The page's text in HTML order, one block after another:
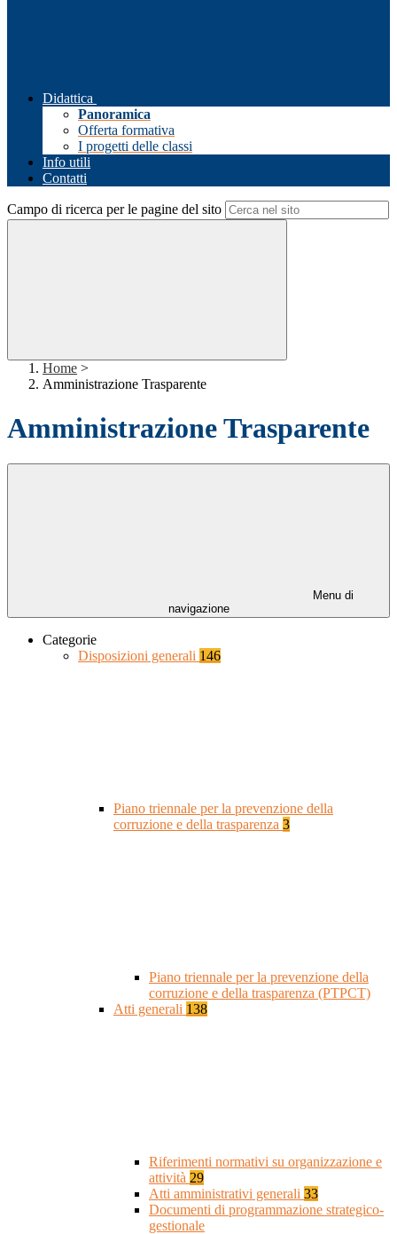
Didattica
Panoramica
Offerta formativa
I progetti delle classi
Info utili
Contatti
Campo di ricerca per le pagine del sito
Home >
Amministrazione Trasparente
Amministrazione Trasparente
Menu di
navigazione
Categorie
Disposizioni generali 146
Piano triennale per la prevenzione della
corruzione e della trasparenza 3
Piano triennale per la prevenzione della
corruzione e della trasparenza (PTPCT)
Atti generali 138
Riferimenti normativi su organizzazione e
attività 29
Atti amministrativi generali 33
Documenti di programmazione strategico-
gestionale